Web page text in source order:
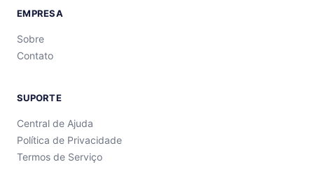
EMPRESA
Sobre
Contato
SUPORTE
Central de Ajuda
Política de Privacidade
Termos de Serviço